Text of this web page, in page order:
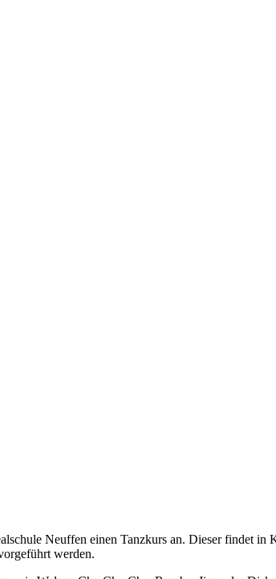
Neuffen einen Tanzkurs an. Dieser findet
werden.